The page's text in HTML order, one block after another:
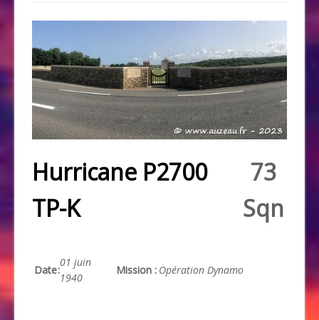
Hurricane P2700
TP-K
73
Sqn
Date:
01 juin
1940
Mission : Opération Dynamo